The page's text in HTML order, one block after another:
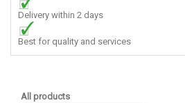
Delivery within 2 days
Best for quality and services
All products